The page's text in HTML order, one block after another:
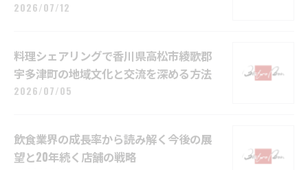
2026/07/12
料理シェアリングで香川県高松市綾歌郡
宇多津町の地域文化と交流を深める方法
2026/07/05
飲食業界の成長率から読み解く今後の展
望と20年続く店舗の戦略